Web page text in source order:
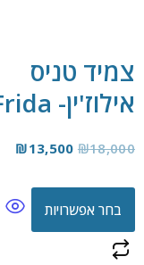
צמיד טניס
אילוז'ין- Frida
₪18,000
₪13,500
בחר אפשרויות